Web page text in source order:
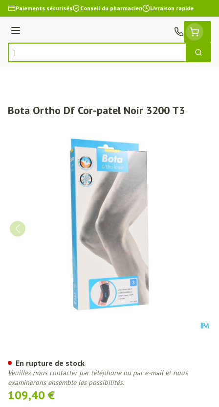
Aller au contenu
Paiements sécurisés Conseil du pharmacien Livraison rapide
Menu
Rechercher
Bota Ortho Df Cor-patel Noir 3200 T3
109,40 €
En rupture de stock
Veuillez nous contacter par téléphone ou par e-mail et nous
examinerons ensemble les possibilités.